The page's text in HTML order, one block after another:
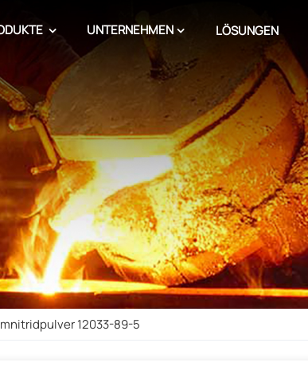
UNTERNEHMEN LÖSUNGEN
12033-89-5